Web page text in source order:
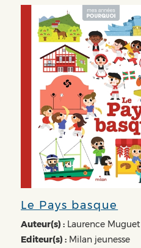
Le Pays basque
Auteur(s) : Laurence Muguet
Editeur(s) : Milan jeunesse